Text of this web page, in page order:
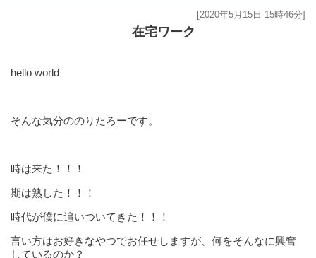
在宅ワーク
[2020年5月15日 15時46分]
hello world
そんな気分ののりたろーです。
時は来た！！！
期は熟した！！！
時代が僕に追いついてきた！！！
言い方はお好きなやつでお任せしますが、何をそんなに興奮
しているのか？